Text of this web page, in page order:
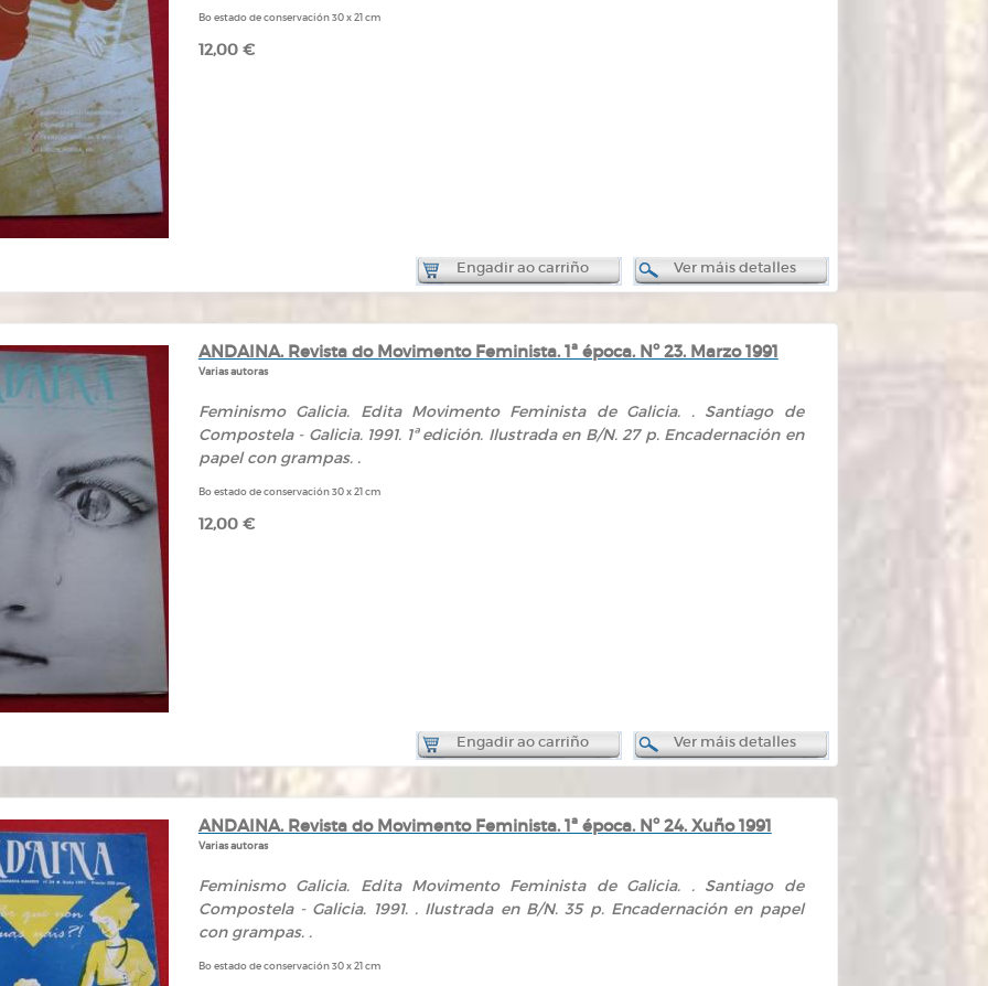
Bo estado de conservación 30 x 21 cm
12,00 €
Engadir ao carriño Ver máis detalles
ANDAINA. Revista do Movimento Feminista. 1ª época. Nº 23. Marzo 1991
Varias autoras
Feminismo Galicia. Edita Movimento Feminista de Galicia. . Santiago de
Compostela - Galicia. 1991. 1ª edición. Ilustrada en B/N. 27 p. Encadernación en
papel con grampas. .
Bo estado de conservación 30 x 21 cm
12,00 €
Engadir ao carriño Ver máis detalles
ANDAINA. Revista do Movimento Feminista. 1ª época. Nº 24. Xuño 1991
Varias autoras
Feminismo Galicia. Edita Movimento Feminista de Galicia. . Santiago de
Compostela - Galicia. 1991. . Ilustrada en B/N. 35 p. Encadernación en papel
con grampas. .
Bo estado de conservación 30 x 21 cm